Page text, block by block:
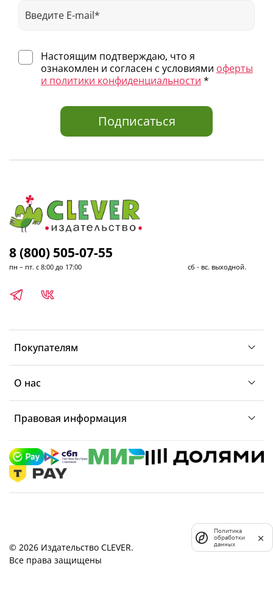
Настоящим подтверждаю, что я
ознакомлен и согласен с условиями оферты
и политики конфиденциальности *
Подписаться
Покупателям
О нас
Правовая информация
8 (800) 505-07-55
пн – пт. с 8:00 до 17:00 сб - вс. выходной.
© 2026 Издательство CLEVER.
Все права защищены
Политика
обработки
данных